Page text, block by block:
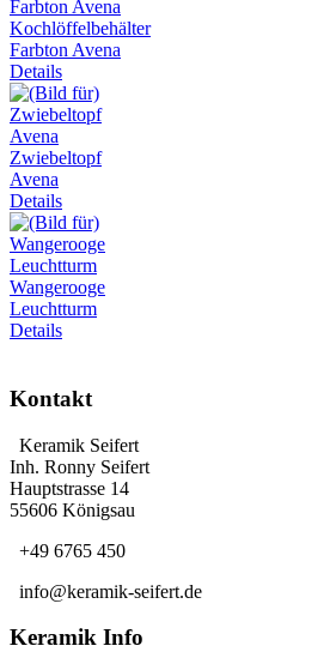
Kochlöffelbehälter
Farbton Avena
Details
Zwiebeltopf
Avena
Details
Wangerooge
Leuchtturm
Details
Kontakt
Keramik Seifert
Inh. Ronny Seifert
Hauptstrasse 14
55606 Königsau
+49 6765 450
info@keramik-seifert.de
Keramik Info